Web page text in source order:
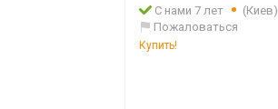
С нами 7 лет
(Киев)
Пожаловаться
Купить!